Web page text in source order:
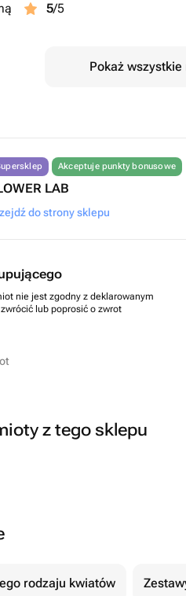
5/5
Pokaż
Akceptuje punkty bonusowe
LAB
do strony sklepu
nie jest zgodny z deklarowanym
lub poprosić o zwrot
z tego sklepu
rodzaju kwiatów